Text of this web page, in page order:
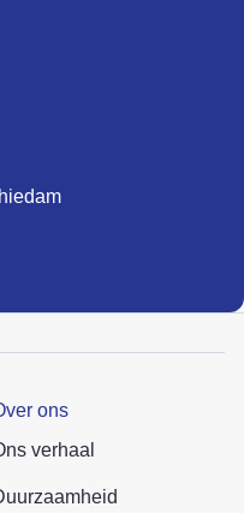
ons
verhaal